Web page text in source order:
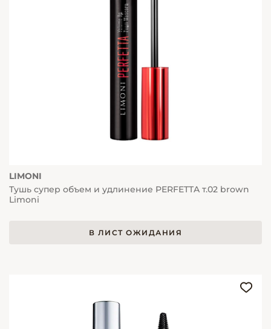
LIMONI
Тушь супер объем и удлинение PERFETTA т.02 brown
Limoni
В ЛИСТ ОЖИДАНИЯ